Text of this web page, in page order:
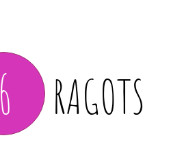
6 RAGOTS